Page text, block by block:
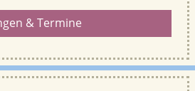
& Termine